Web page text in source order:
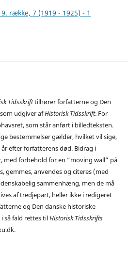
række, 7 (1919 - 1925) - 1
Tidsskrifttilhører forfatterne og Den
udgiver afHistorisk Tidsskrift. For
som står anført i billedteksten.
bestemmelser gælder, hvilket vil sige,
efter forfatterens død. Bidrag i
med forbehold for en ”moving wall” på
gemmes, anvendes og citeres (med
sammenhæng, men de må
af tredjepart, heller ikke i redigeret
og Den danske historiske
så fald rettes tilHistorisk Tidsskrifts